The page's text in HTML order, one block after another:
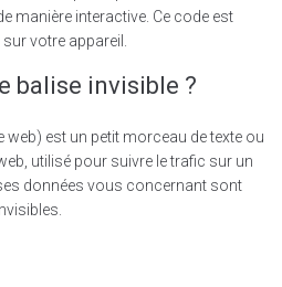
manière interactive. Ce code est
votre appareil.
balise invisible ?
web) est un petit morceau de texte ou
utilisé pour suivre le trafic sur un
données vous concernant sont